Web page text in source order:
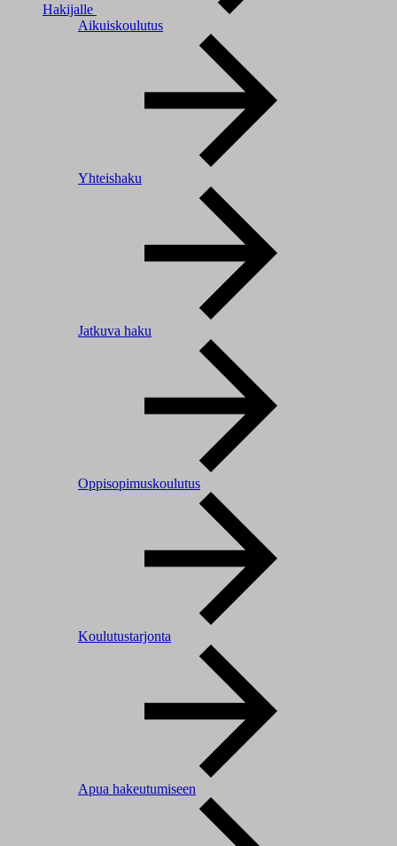
Hakijalle
Aikuiskoulutus
Yhteishaku
Jatkuva haku
Oppisopimuskoulutus
Koulutustarjonta
Apua hakeutumiseen